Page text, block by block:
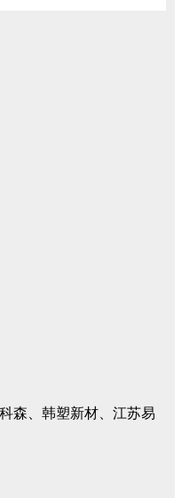
森、韩塑新材、江苏易